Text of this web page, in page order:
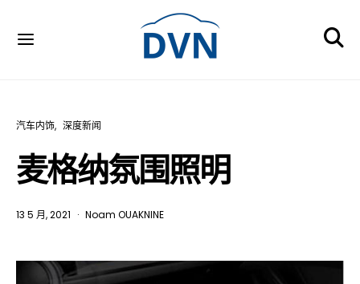
汽车内饰 深度新闻
麦格纳氛围照明
13 5 月, 2021 Noam OUAKNINE